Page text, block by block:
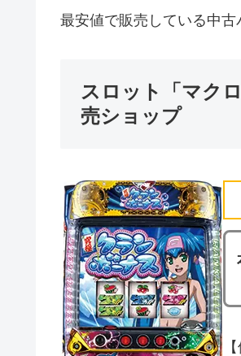
最安値で販売している中古
スロット「マク
売ショップ